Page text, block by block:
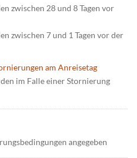
zwischen 28 und 8 Tagen vor
zwischen 7 und 1 Tagen vor der
am Anreisetag
im Falle einer Stornierung
angegeben